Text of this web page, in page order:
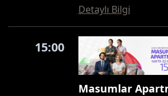
Detaylı Bilgi
15:00
Masumlar